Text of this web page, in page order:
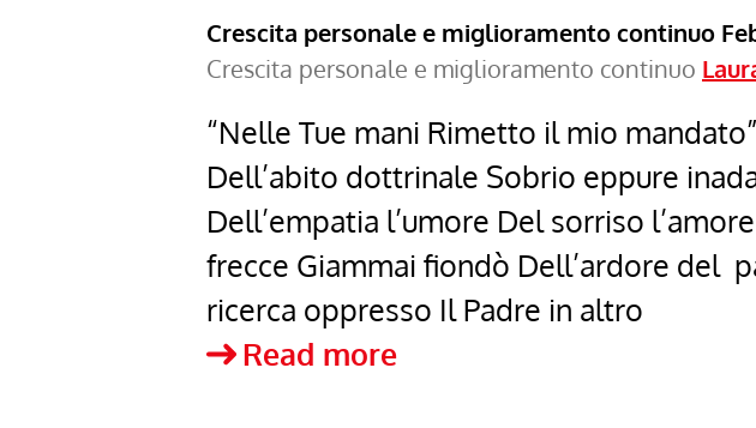
Crescita personale e miglioramento continuo
Crescita personale e miglioramento continuo
“Nelle Tue mani Rimetto il mio
Dell’abito dottrinale Sobrio eppure
Dell’empatia l’umore Del sorriso
frecce Giammai fiondò Dell’ardore del
ricerca oppresso Il Padre in altro
Read moreLa